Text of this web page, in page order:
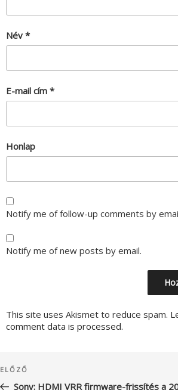
Név *
E-mail cím *
Honlap
Notify me of follow-up comments by
Notify me of new posts by email.
This site uses Akismet to reduce spam.
comment data is processed.
navigáció
Korábbi
bejegyzés
ELŐZŐ
Sony: HDMI VRR firmware-frissítés a